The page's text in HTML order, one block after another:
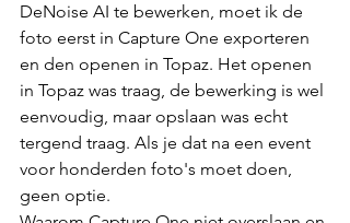
DeNoise AI te bewerken, moet ik de
foto eerst in Capture One exporteren
en den openen in Topaz. Het openen
in Topaz was traag, de bewerking is wel
eenvoudig, maar opslaan was echt
tergend traag. Als je dat na een event
voor honderden foto's moet doen,
geen optie.